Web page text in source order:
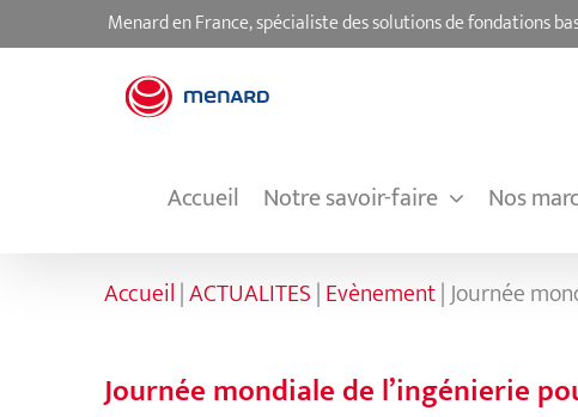
au
Menard en France, spécialiste des solutions de fondations
Accueil Notre savoir-faire Nos
Accueil|ACTUALITES|Evènement|Journée
Journée mondiale de l’ingénierie